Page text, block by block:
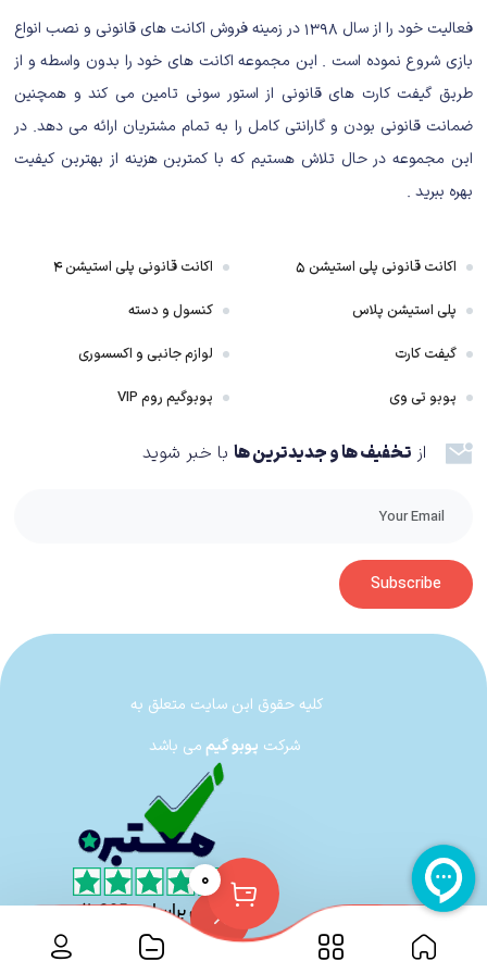
پیشنهاد می‌کنم حتماً تریلری که در بالای این بخش هست را ببینید؛ در همان
لحظه‌ای که بتمن با لحن خاصی می‌گوید: «I am Batman»، متوجه می‌شوید که
این بازی تماماً با نسخه‌های دیگر بتمن متفاوت است. حالا بگذارید از گیم‌پلی بازی
برایتان بگوییم؛ بازی از قابلیت Co-op آفلاین پشتیبانی می‌کند، اما خبری از قابلیت
بازی همان‌طور که می‌دانید، مثل همیشه در شهر گاتهام جریان دارد. شما می‌توانید
دزدی و مبارزه هستند بجنگید. همان‌طور که آگاهید (البته اگر کمی دنیای DC را
همواره در آشوب است؛ با این حال، TT Gamesتوانسته این فضا را با طنز
بازی قابلیت ارتقا به‌شکل چندشاخه‌ای را دارد و سیستم پیشرفت آن به‌شدت جذاب
است که شما را مدت‌ها در دنیای خود نگه می‌دارد.
حسی که هنگام پرواز با بتمن بر فراز شهر گاتهام دارید، با گرافیک بالایی که لگو
بتمن ارائه می‌دهد، به‌شدت زیباست.
فعالیت خود را از سال ۱۳۹۸ در زمینه فروش اکانت های قانونی و نصب انواع
بازی شروع نموده است . این مجموعه اکانت های خود را بدون واسطه و از
طریق گیفت کارت های قانونی از استور سونی تامین می کند و همچنین
ضمانت قانونی بودن و گارانتی کامل را به تمام مشتریان ارائه می دهد. در
این مجموعه در حال تلاش هستیم که با کمترین هزینه از بهترین کیفیت
بهره ببرید .
اکانت قانونی پلی استیشن ۵
پلی استیشن پلاس
گیفت کارت
پوبو تی وی
اکانت قانونی پلی استیشن ۴
کنسول و دسته
لوازم جانبی و اکسسوری
پوبوگیم روم VIP
از تخفیف ها و جدیدترین ها با خبر شوید
Subscribe
کلیه حقوق این سایت متعلق به
شرکت پوبو گیممی باشد
۰